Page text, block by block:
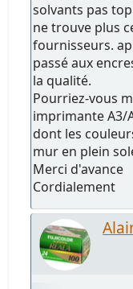
solvants pas
ne trouve plus
fournisseurs.
passé aux
la qualité.
Pourriez-vous
imprimante A3/
dont les
mur en plein
Merci d'avance
Cordialement